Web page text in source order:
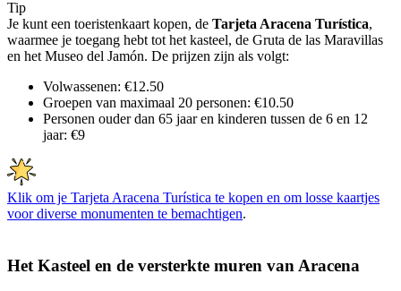
Tip
Je kunt een toeristenkaart kopen, de Tarjeta Aracena Turística,
waarmee je toegang hebt tot het kasteel, de Gruta de las Maravillas
en het Museo del Jamón. De prijzen zijn als volgt:
Volwassenen: €12.50
Groepen van maximaal 20 personen: €10.50
Personen ouder dan 65 jaar en kinderen tussen de 6 en 12
jaar: €9
Klik om je Tarjeta Aracena Turística te kopen en om losse kaartjes
voor diverse monumenten te bemachtigen.
Het Kasteel en de versterkte muren van Aracena